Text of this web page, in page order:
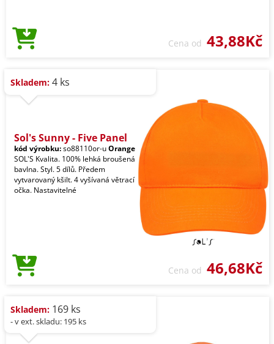
Cena od 43,88Kč
Skladem: 4 ks
Sol's Sunny - Five Panel
kód výrobku:so88110or-uOrange
SOL'S Kvalita. 100% lehká broušená
bavlna. Styl. 5 dílů. Předem
vytvarovaný kšilt. 4 vyšívaná větrací
očka. Nastavitelné
Cena od 46,68Kč
Skladem: 169 ks
- v ext. skladu: 195 ks